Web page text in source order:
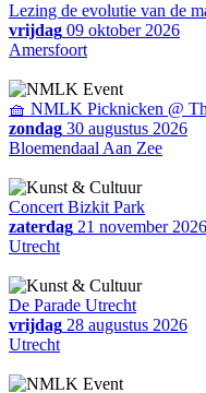
Lezing de evolutie van de
vrijdag 09 oktober 2026
Amersfoort
🧺 NMLK Picknicken @
zondag 30 augustus 2026
Bloemendaal Aan Zee
Concert Bizkit Park
zaterdag 21 november 2026
Utrecht
De Parade Utrecht
vrijdag 28 augustus 2026
Utrecht